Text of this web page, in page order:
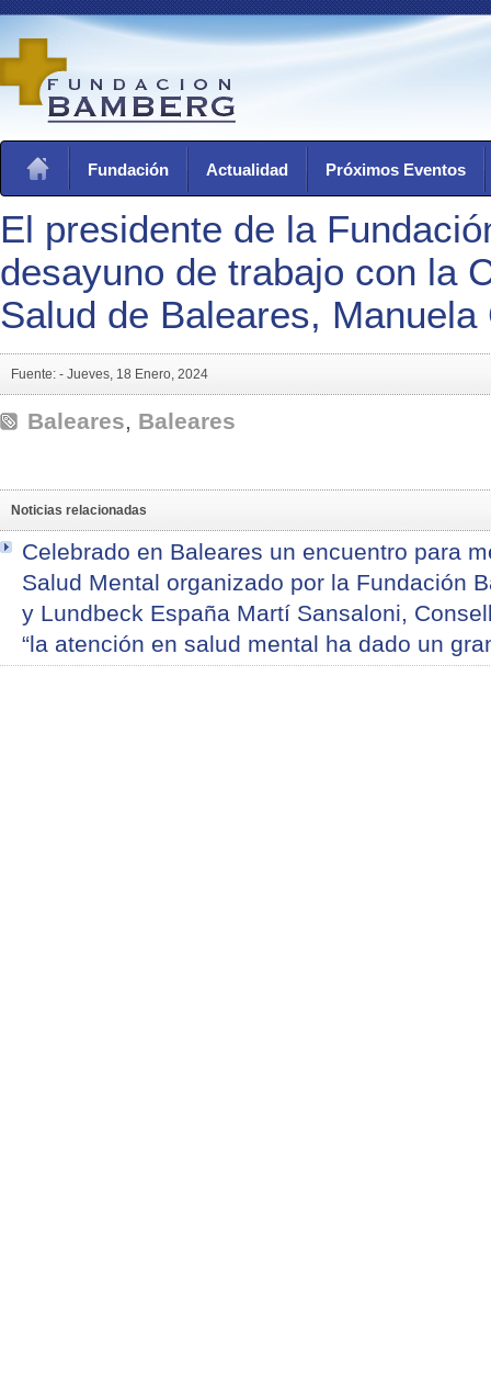
Fundación Actualidad Próximos Eventos
El presidente de la
desayuno de trabajo con la
Salud de Baleares,
Fuente: - Jueves, 18 Enero, 2024
Baleares, Baleares
Noticias relacionadas
Celebrado en Baleares un encuentro para
Salud Mental organizado por la Fundación
y Lundbeck España Martí Sansaloni,
“la atención en salud mental ha dado un